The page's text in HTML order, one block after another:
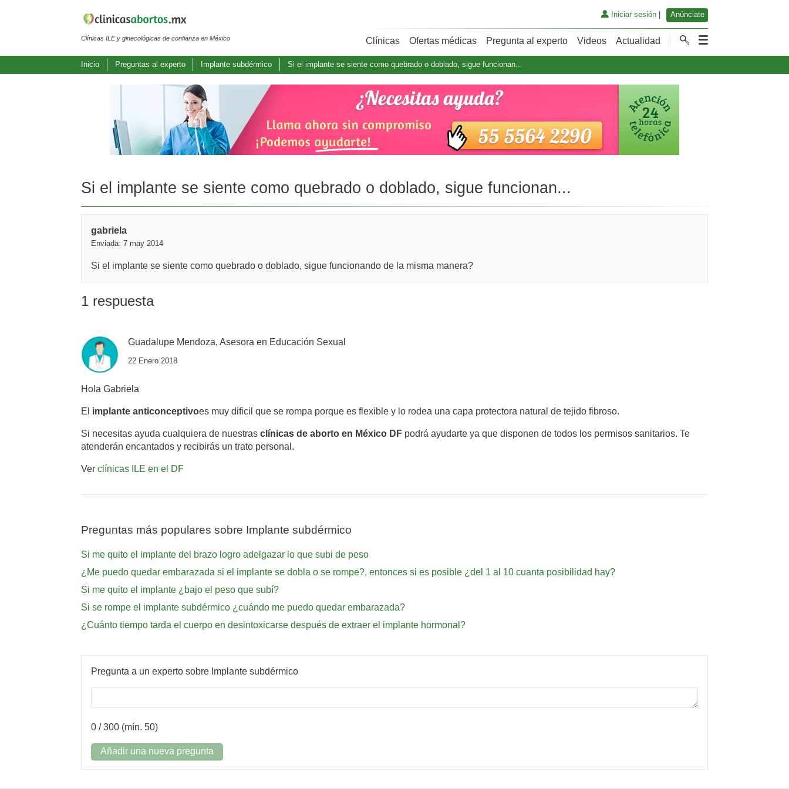
Clínicas ILE y ginecológicas de confianza en México
Iniciar sesión| Anúnciate
Clínicas Ofertas médicas Pregunta al experto Videos Actualidad
Inicio Preguntas al experto Implante subdérmico Si el implante se siente como quebrado o doblado, sigue funcionan...
Si el implante se siente como quebrado o doblado, sigue funcionan...
gabriela
Enviada: 7 may 2014
Si el implante se siente como quebrado o doblado, sigue funcionando de la misma manera?
1 respuesta
Guadalupe Mendoza, Asesora en Educación Sexual
22 Enero 2018
Hola Gabriela
El implante anticonceptivoes muy dificil que se rompa porque es flexible y lo rodea una capa protectora natural de tejido fibroso.
Si necesitas ayuda cualquiera de nuestras clínicas de aborto en México DF podrá ayudarte ya que disponen de todos los permisos sanitarios. Te
atenderán encantados y recibirás un trato personal.
Ver clínicas ILE en el DF
Preguntas más populares sobre Implante subdérmico
Si me quito el implante del brazo logro adelgazar lo que subi de peso
¿Me puedo quedar embarazada si el implante se dobla o se rompe?, entonces si es posible ¿del 1 al 10 cuanta posibilidad hay?
Si me quito el implante ¿bajo el peso que subí?
Si se rompe el implante subdérmico ¿cuándo me puedo quedar embarazada?
¿Cuánto tiempo tarda el cuerpo en desintoxicarse después de extraer el implante hormonal?
Pregunta a un experto sobre Implante subdérmico
0 / 300 (mín. 50)
Añadir una nueva pregunta